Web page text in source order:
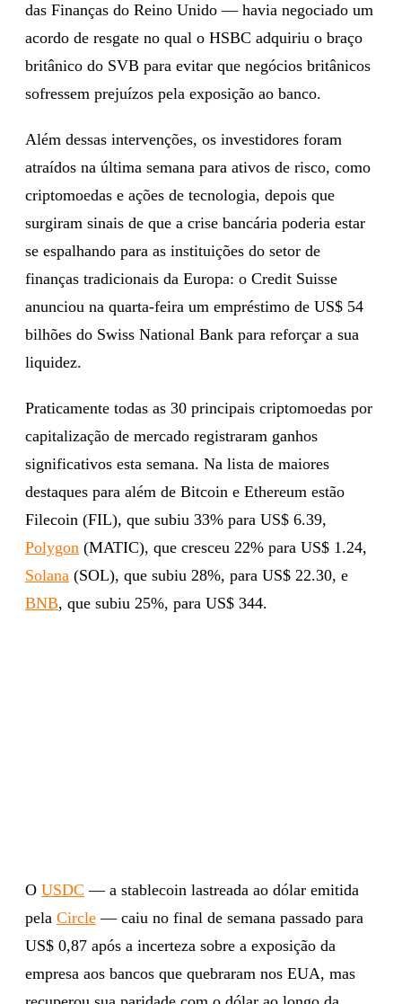
das Finanças do Reino Unido — havia negociado um
acordo de resgate no qual o HSBC adquiriu o braço
britânico do SVB para evitar que negócios britânicos
sofressem prejuízos pela exposição ao banco.
Além dessas intervenções, os investidores foram
atraídos na última semana para ativos de risco, como
criptomoedas e ações de tecnologia, depois que
surgiram sinais de que a crise bancária poderia estar
se espalhando para as instituições do setor de
finanças tradicionais da Europa: o Credit Suisse
anunciou na quarta-feira um empréstimo de US$ 54
bilhões do Swiss National Bank para reforçar a sua
liquidez.
Praticamente todas as 30 principais criptomoedas por
capitalização de mercado registraram ganhos
significativos esta semana. Na lista de maiores
destaques para além de Bitcoin e Ethereum estão
Filecoin (FIL), que subiu 33% para US$ 6.39,
Polygon (MATIC), que cresceu 22% para US$ 1.24,
Solana (SOL), que subiu 28%, para US$ 22.30, e
BNB, que subiu 25%, para US$ 344.
O USDC — a stablecoin lastreada ao dólar emitida
pela Circle — caiu no final de semana passado para
US$ 0,87 após a incerteza sobre a exposição da
empresa aos bancos que quebraram nos EUA, mas